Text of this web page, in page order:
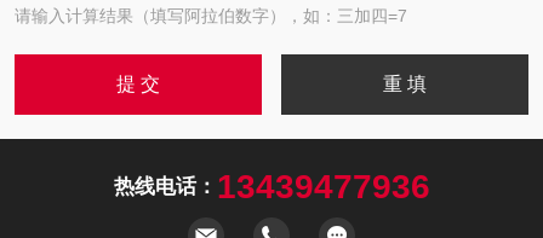
请输入计算结果（填写阿拉伯数字），如：三加四=7
热线电话： 13439477936